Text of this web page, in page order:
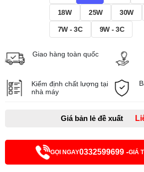
18W 25W 30W
7W - 3C 9W - 3C
Giao hàng toàn quốc
Kiểm định chất lượng tại
nhà máy
Giá bản lẻ đề xuất
GỌI NGAY0332599699 -GIÁ